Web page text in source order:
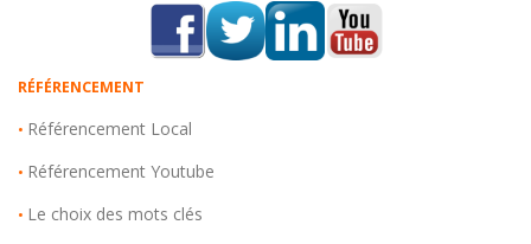
RÉFÉRENCEMENT
• Référencement Local
• Référencement Youtube
• Le choix des mots clés